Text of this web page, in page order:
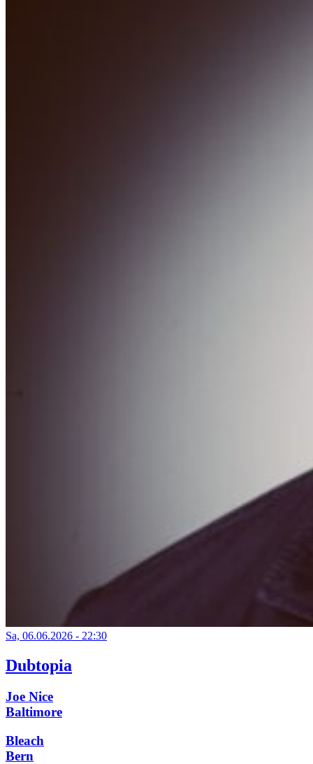
Sa, 06.06.2026 - 22:30
Dubtopia
Joe Nice
Baltimore
Bleach
Bern